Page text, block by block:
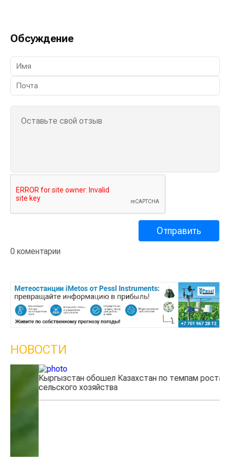
Обсуждение
0 коментарии
НОВОСТИ
Кыргызстан обошел Казахстан по темпам роста
сельского хозяйства